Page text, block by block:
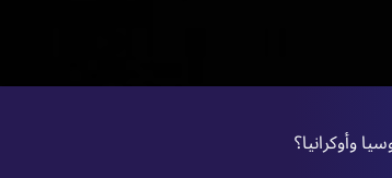
وأوكرانيا؟